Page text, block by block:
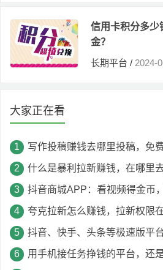
信用卡积分多少
金？
长期平台 / 2024-
大家正在看
写作投稿赚钱去哪里投稿，免
什么是暴利拉新赚钱，在哪里
抖音商城APP：看视频得金币，可
夸克拉新怎么赚钱，拉新权限
抖音、快手、头条等极速版平
用手机接任务挣钱的平台，还